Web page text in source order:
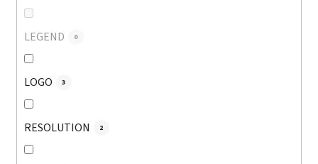
LEGEND 0
LOGO 3
RESOLUTION 2